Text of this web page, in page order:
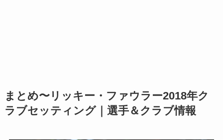
まとめ〜リッキー・ファウラー2018年ク
ラブセッティング｜選手＆クラブ情報